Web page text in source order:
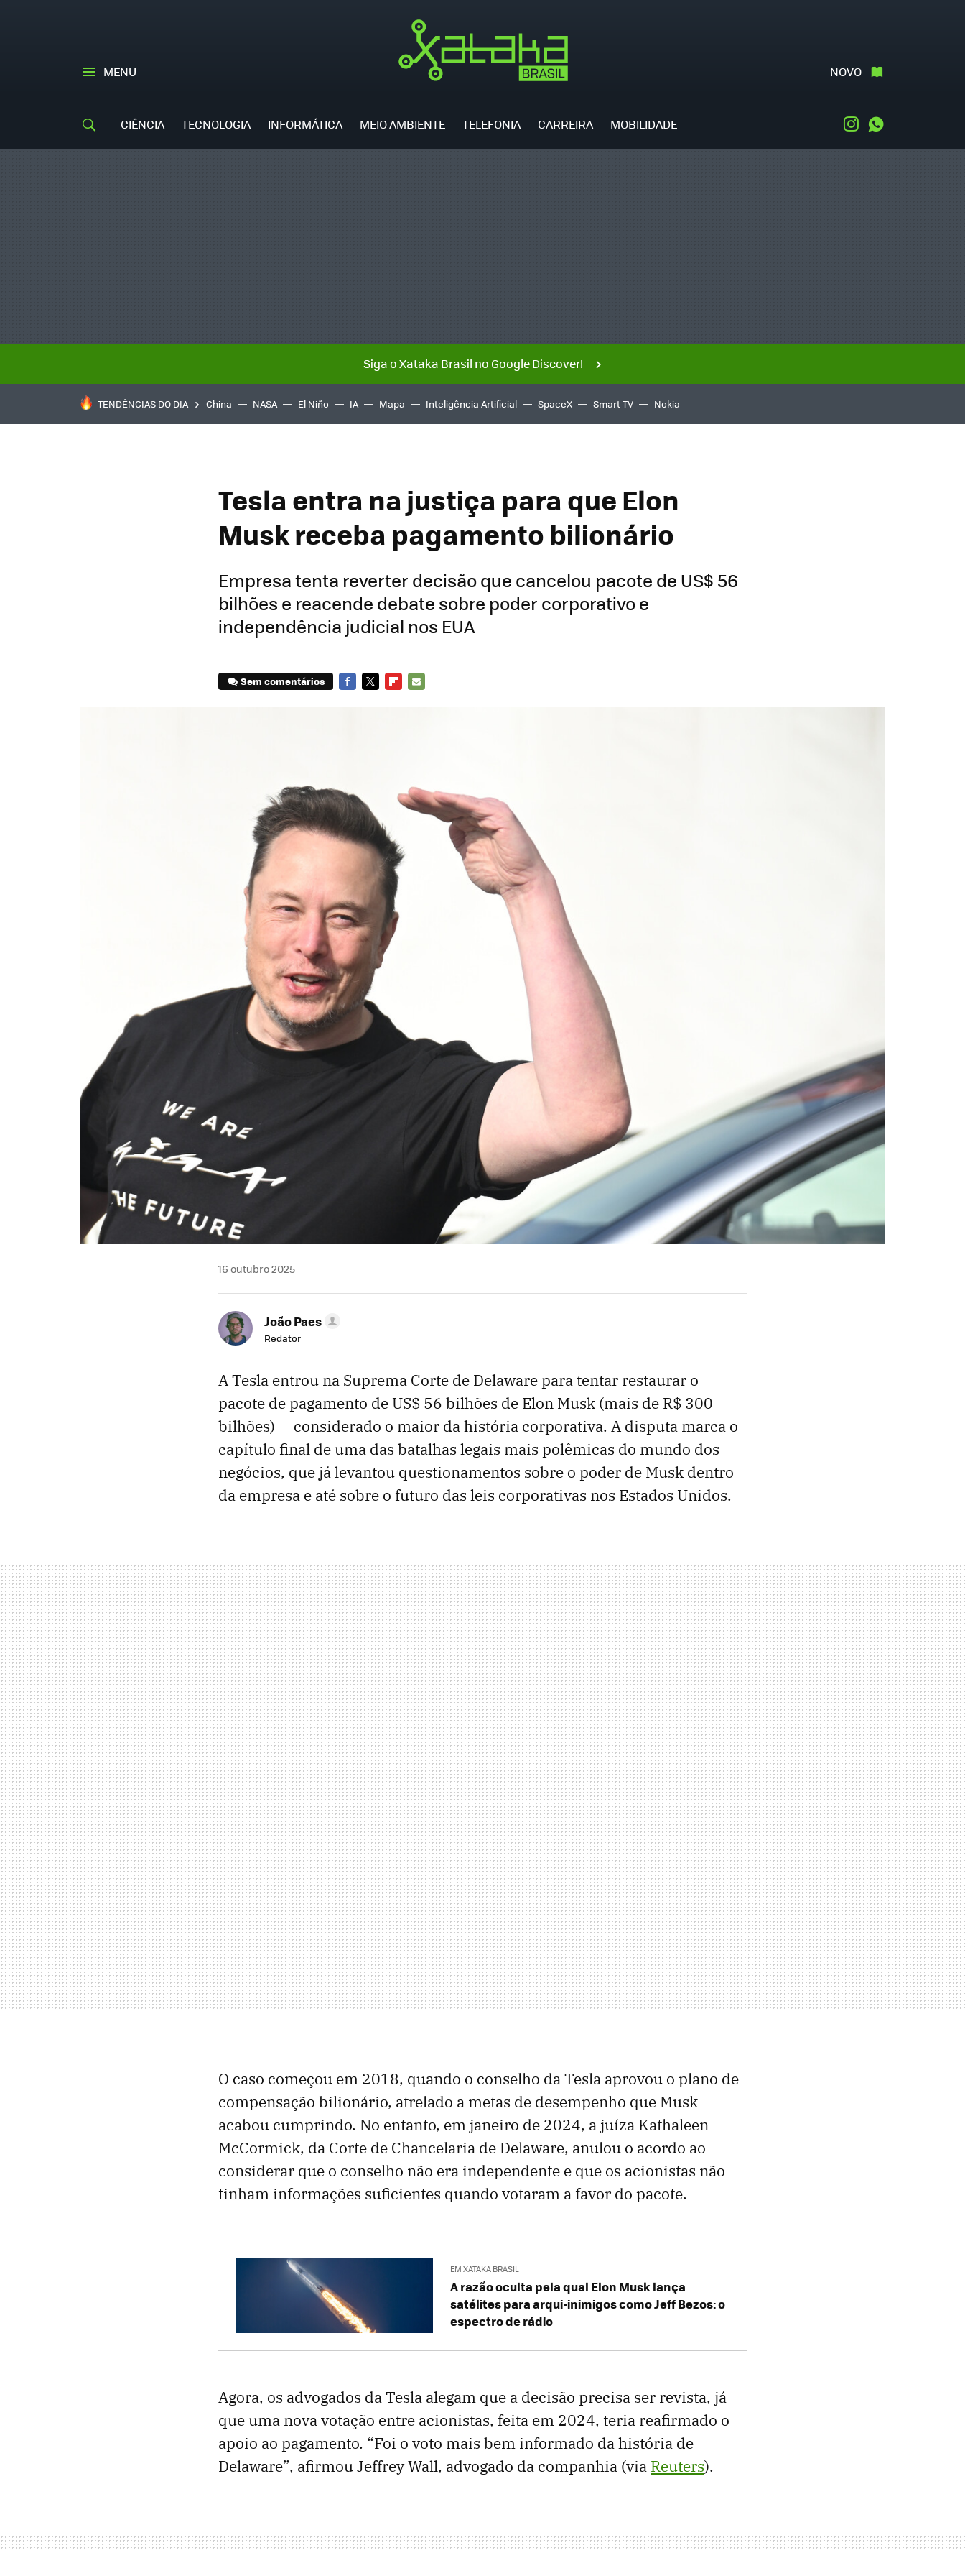
MENU NOVO
CIÊNCIA TECNOLOGIA INFORMÁTICA MEIO AMBIENTE TELEFONIA CARREIRA MOBILIDADE Instagram
Siga o Xataka Brasil no Google Discover!
TENDÊNCIAS DO DIA China NASA El Niño IA Mapa Inteligência Artificial SpaceX Smart TV Nokia
Tesla entra na justiça para que Elon
Musk receba pagamento bilionário
Empresa tenta reverter decisão que cancelou pacote de US$ 56
bilhões e reacende debate sobre poder corporativo e
independência judicial nos EUA
Sem comentários
16 outubro 2025
João Paes
Redator
A Tesla entrou na Suprema Corte de Delaware para tentar restaurar o
pacote de pagamento de US$ 56 bilhões de Elon Musk (mais de R$ 300
bilhões) — considerado o maior da história corporativa. A disputa marca o
capítulo final de uma das batalhas legais mais polêmicas do mundo dos
negócios, que já levantou questionamentos sobre o poder de Musk dentro
da empresa e até sobre o futuro das leis corporativas nos Estados Unidos.
O caso começou em 2018, quando o conselho da Tesla aprovou o plano de
compensação bilionário, atrelado a metas de desempenho que Musk
acabou cumprindo. No entanto, em janeiro de 2024, a juíza Kathaleen
McCormick, da Corte de Chancelaria de Delaware, anulou o acordo ao
considerar que o conselho não era independente e que os acionistas não
tinham informações suficientes quando votaram a favor do pacote.
EM XATAKA BRASIL
A razão oculta pela qual Elon Musk lança
satélites para arqui-inimigos como Jeff Bezos: o
espectro de rádio
Agora, os advogados da Tesla alegam que a decisão precisa ser revista, já
que uma nova votação entre acionistas, feita em 2024, teria reafirmado o
apoio ao pagamento. “Foi o voto mais bem informado da história de
Delaware”, afirmou Jeffrey Wall, advogado da companhia (via Reuters).